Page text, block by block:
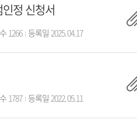
정 신청서
1266 등록일 2025.04.17
1787 등록일 2022.05.11